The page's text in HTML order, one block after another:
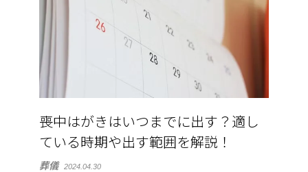
喪中はがきはいつまでに出す？適し
ている時期や出す範囲を解説！
葬儀 2024.04.30